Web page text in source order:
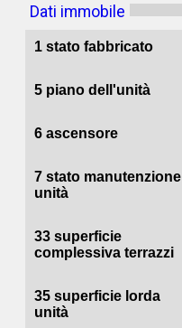
Dati immobile
1 stato fabbricato
5 piano dell'unità
6 ascensore
7 stato manutenzione
unità
33 superficie
complessiva terrazzi
35 superficie lorda
unità